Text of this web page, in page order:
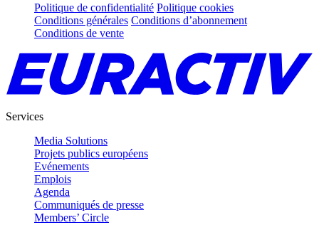
Politique de confidentialité Politique cookies
Conditions générales Conditions d’abonnement
Conditions de vente
Services
Media Solutions
Projets publics européens
Evénements
Emplois
Agenda
Communiqués de presse
Members’ Circle